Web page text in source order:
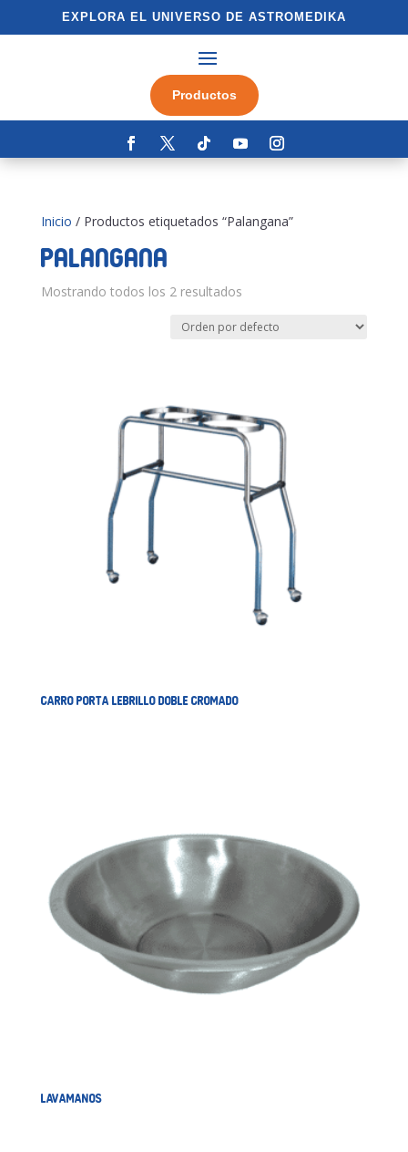
EXPLORA EL UNIVERSO DE ASTROMEDIKA
Productos
Inicio / Productos etiquetados “Palangana”
Palangana
Mostrando todos los 2 resultados
CARRO PORTA LEBRILLO DOBLE CROMADO
LAVAMANOS